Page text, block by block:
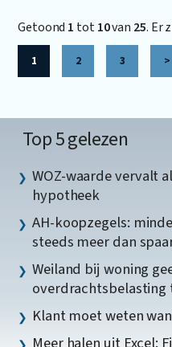
Getoond 1 tot10van 25. Er
1 2 3 >
Top 5 gelezen
WOZ-waarde vervalt
hypotheek
AH-koopzegels:
steeds meer dan
Weiland bij woning
overdrachtsbelasting
Klant moet weten